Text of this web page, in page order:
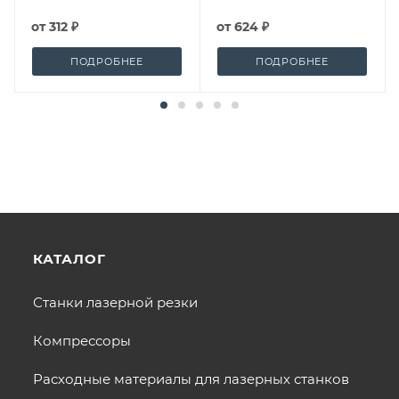
от312 ₽
ПОДРОБНЕЕ
от624 ₽
ПОДРОБНЕЕ
КАТАЛОГ
Станки лазерной резки
Компрессоры
Расходные материалы для лазерных станков